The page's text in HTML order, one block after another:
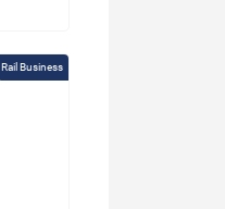
Rail Business